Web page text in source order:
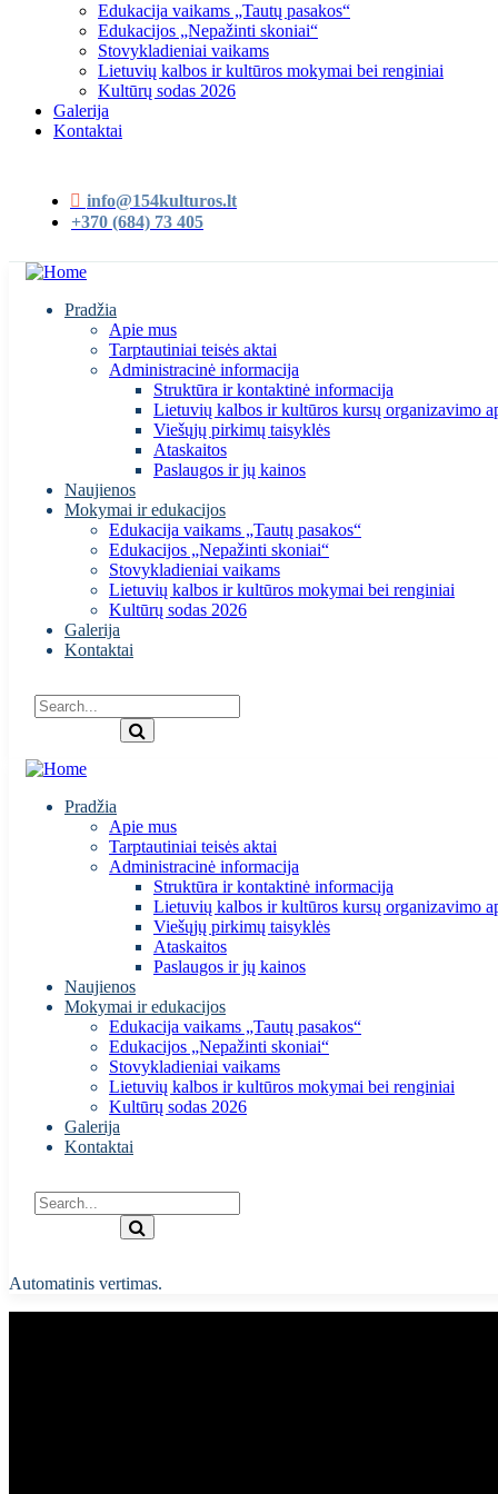
Edukacija vaikams „Tautų pasakos“
Edukacijos „Nepažinti skoniai“
Stovykladieniai vaikams
Lietuvių kalbos ir kultūros mokymai bei renginiai
Kultūrų sodas 2026
Galerija
Kontaktai
info@154kulturos.lt
+370 (684) 73 405
Pradžia
Apie mus
Tarptautiniai teisės aktai
Administracinė informacija
Struktūra ir kontaktinė informacija
Lietuvių kalbos ir kultūros kursų organizavimo
Viešųjų pirkimų taisyklės
Ataskaitos
Paslaugos ir jų kainos
Naujienos
Mokymai ir edukacijos
Edukacija vaikams „Tautų pasakos“
Edukacijos „Nepažinti skoniai“
Stovykladieniai vaikams
Lietuvių kalbos ir kultūros mokymai bei renginiai
Kultūrų sodas 2026
Galerija
Kontaktai
Pradžia
Apie mus
Tarptautiniai teisės aktai
Administracinė informacija
Struktūra ir kontaktinė informacija
Lietuvių kalbos ir kultūros kursų organizavimo
Viešųjų pirkimų taisyklės
Ataskaitos
Paslaugos ir jų kainos
Naujienos
Mokymai ir edukacijos
Edukacija vaikams „Tautų pasakos“
Edukacijos „Nepažinti skoniai“
Stovykladieniai vaikams
Lietuvių kalbos ir kultūros mokymai bei renginiai
Kultūrų sodas 2026
Galerija
Kontaktai
Automatinis vertimas.